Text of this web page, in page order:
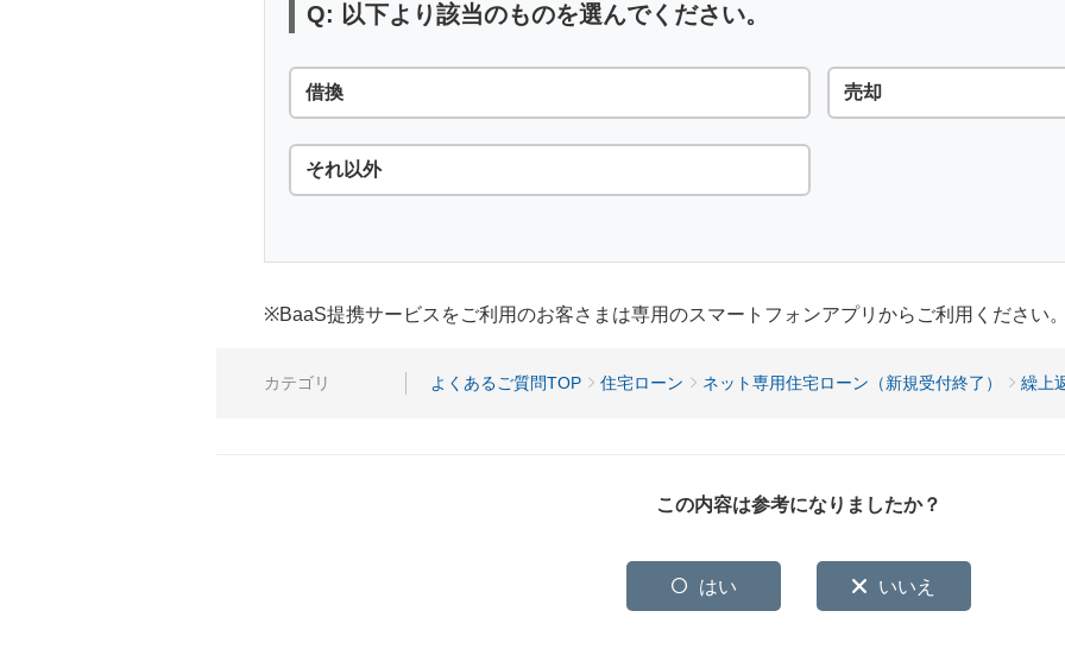
Q: 以下より該当のものを選んでください。
借換 売却
それ以外
※BaaS提携サービスをご利用のお客さまは専用のスマートフォンアプリからご利用ください
カテゴリ よくあるご質問TOP 住宅ローン ネット専用住宅ローン（新規受付終了） 繰上
この内容は参考になりましたか？
はい いいえ